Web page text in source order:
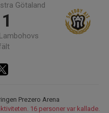
Götaland
Prezero Arena
16 personer var kallade.